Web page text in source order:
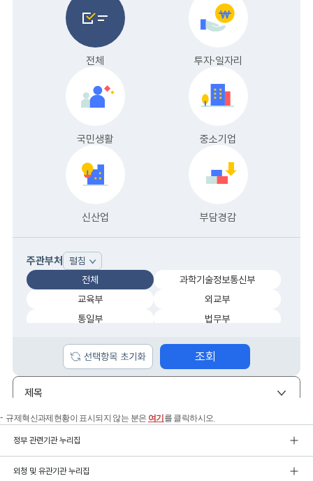
규제혁신과제현황이 표시되지 않는 분은 여기 를 클릭하시오.
정부 관련기관 누리집
외청 및 유관기관 누리집